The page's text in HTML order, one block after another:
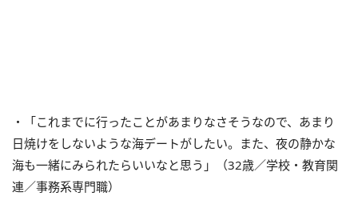
・「これまでに行ったことがあまりなさそうなので、あまり
日焼けをしないような海デートがしたい。また、夜の静かな
海も一緒にみられたらいいなと思う」（32歳／学校・教育関
連／事務系専門職）